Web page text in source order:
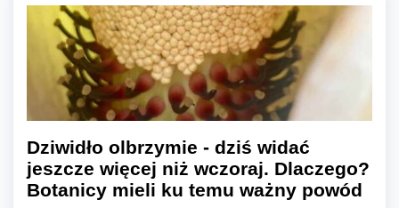
Dziwidło olbrzymie - dziś widać
jeszcze więcej niż wczoraj. Dlaczego?
Botanicy mieli ku temu ważny powód